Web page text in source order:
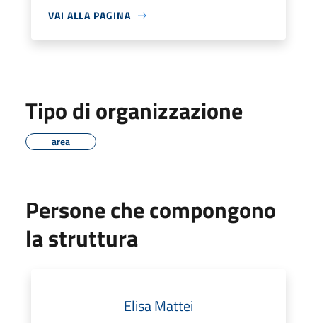
VAI ALLA PAGINA
Tipo di organizzazione
area
Persone che compongono
la struttura
Elisa Mattei